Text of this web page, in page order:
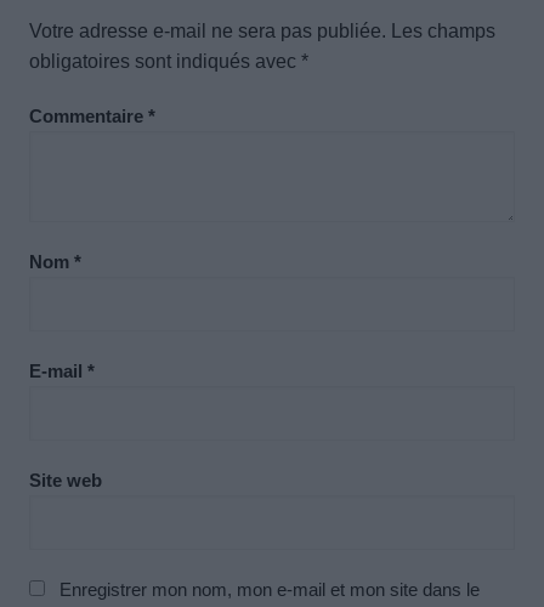
Votre adresse e-mail ne sera pas publiée.
Les champs
obligatoires sont indiqués avec *
Commentaire *
Nom *
E-mail *
Site web
Enregistrer mon nom, mon e-mail et mon site dans le